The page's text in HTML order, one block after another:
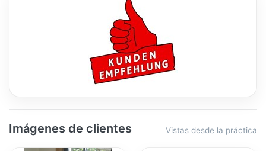
Imágenes de clientes Vistas desde la práctica